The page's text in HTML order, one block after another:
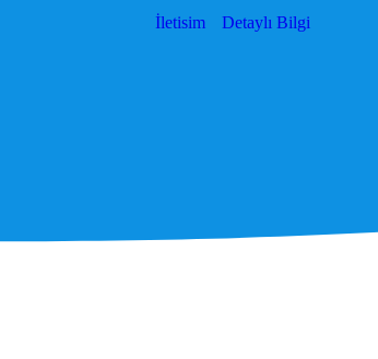
İletisim Detaylı Bilgi